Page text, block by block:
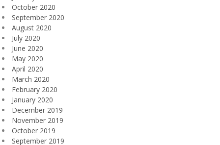
October 2020
September 2020
August 2020
July 2020
June 2020
May 2020
April 2020
March 2020
February 2020
January 2020
December 2019
November 2019
October 2019
September 2019